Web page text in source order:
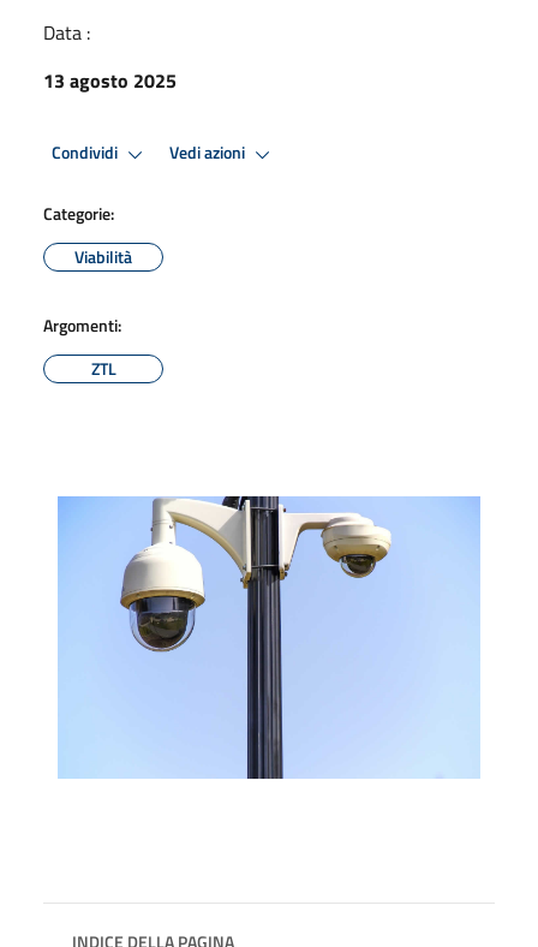
Data :
13 agosto 2025
Condividi Vedi azioni
Categorie:
Viabilità
Argomenti:
ZTL
INDICE DELLA PAGINA